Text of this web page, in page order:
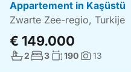
Appartement in Kaşüstü
Zwarte Zee-regio, Turkije
€ 149.000
Aantal badkamers:
2Aantal slaapkamers:
3Woonoppervlakte:
190Foto's:
13